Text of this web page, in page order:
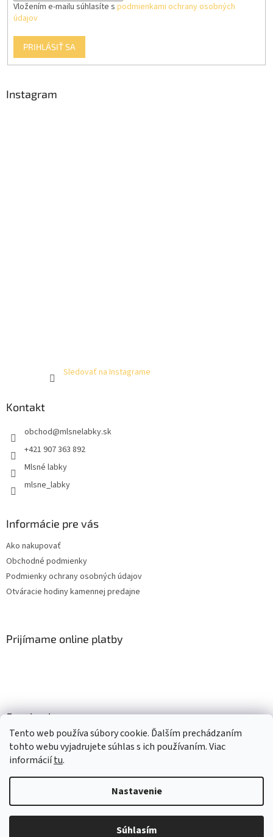
Tento web používa súbory cookie. Ďalším prechádzaním
tohto webu vyjadrujete súhlas s ich používaním. Viac
informáciítu.
Nastavenie
Súhlasím
Vložením e-mailu súhlasíte s podmienkami ochrany osobných
údajov
PRIHLÁSIŤ SA
Instagram
Sledovať na Instagrame
Kontakt
obchod@mlsnelabky.sk
+421 907 363 892
Mlsné labky
mlsne_labky
Informácie pre vás
Ako nakupovať
Obchodné podmienky
Podmienky ochrany osobných údajov
Otváracie hodiny kamennej predajne
Prijímame online platby
Facebook
Vytvoril Shoptet
Copyright 2026Mlsné labky. Všetky práva vyhradené.Upraviť
nastavenie cookies